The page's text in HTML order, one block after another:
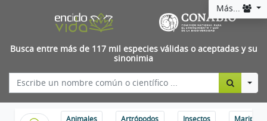
Más...
Busca entre más de 117 mil especies válidas o aceptadas y su
sinonimia
Animales
Artrópodos
Insectos